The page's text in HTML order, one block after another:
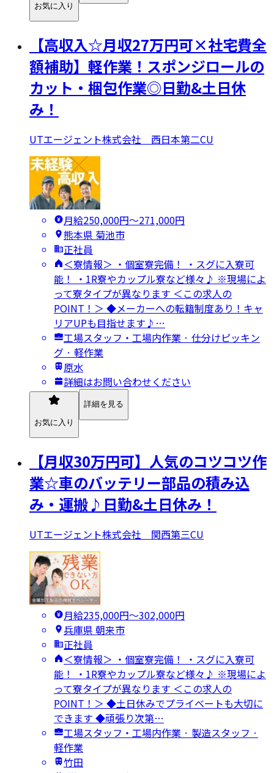
お気に入り
【高収入☆月収27万円可×社宅費全
額補助】軽作業！スポンジロールの
カット・梱包作業◎日勤&土日休
み！
UTエージェント株式会社 西日本第二CU
月給250,000円〜271,000円
熊本県 菊池市
正社員
＜寮情報＞ ・個室寮完備！ ・スグに入寮可
能！ ・1R寮やカップル寮など様々♪ ※現場によ
って寮タイプが異なります ＜この求人の
POINT！＞ ◆メーカーへの転籍制度あり！キャ
リアUPも目指せます♪…
工場スタッフ・工場内作業 · 仕分けピッキン
グ · 軽作業
原水
詳細はお問い合わせください
お気に入り
詳細を見る
【月収30万円可】人気のコツコツ作
業☆車のバッテリー部品の積み込
み・運搬♪日勤&土日休み！
UTエージェント株式会社 関西第三CU
月給235,000円〜302,000円
兵庫県 朝来市
正社員
＜寮情報＞ ・個室寮完備！ ・スグに入寮可
能！ ・1R寮やカップル寮など様々♪ ※現場によ
って寮タイプが異なります ＜この求人の
POINT！＞ ◆土日休みでプライベートも大切に
できます ◆頑張り次第…
工場スタッフ・工場内作業 · 製造スタッフ ·
軽作業
竹田